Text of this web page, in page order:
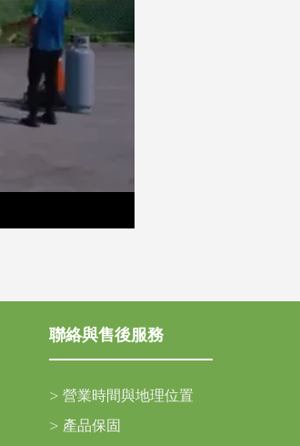
聯絡與售後服務
> 營業時間與地理位置
> 產品保固